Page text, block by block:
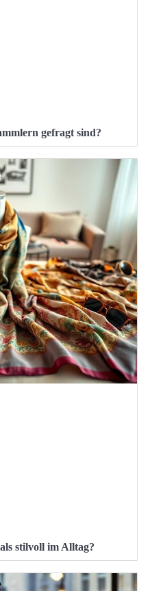
gefragt sind?
stilvoll im Alltag?